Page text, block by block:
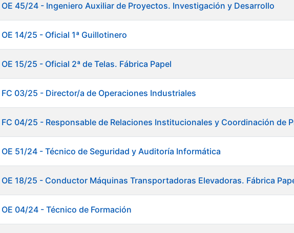
OE 45/24 - Ingeniero Auxiliar de Proyectos. Investigación y Desarrollo
OE 14/25 - Oficial 1ª Guillotinero
OE 15/25 - Oficial 2ª de Telas. Fábrica Papel
FC 03/25 - Director/a de Operaciones Industriales
FC 04/25 - Responsable de Relaciones Institucionales y Coordinación de
OE 51/24 - Técnico de Seguridad y Auditoría Informática
OE 18/25 - Conductor Máquinas Transportadoras Elevadoras. Fábrica
OE 04/24 - Técnico de Formación